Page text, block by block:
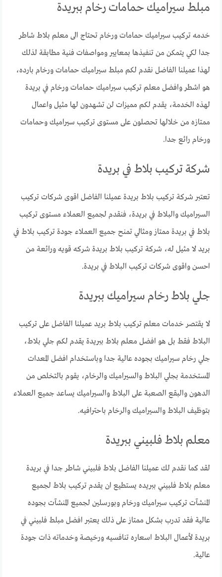
مبلط سيراميك حمامات رخام ببريدة
خدمه تركيب سيراميك حمامات ورخام تحتاج الى معلم بلاط شاطر
جدا لكي يتمكن من تنفيذها بمعايير ومواصفات فنية مطابقة لذلك
لهذا عميلنا الفاضل نقدم لكم مبلط سيراميك حمامات ورخام بارده،
هو اشطر وافضل معلم تركيب سيراميك حمامات ورخام في بريدة
لهذه الخدمة، يقدم لكم مميزات لن تشهدون لها مثيل واعمال
ممتازه من خلالها تحصلون على مستوى تركيب سيراميك وحمامات
ورخام رائع جدا.
شركة تركيب بلاط في بريدة
تعتبر شركة تركيب بلاط بريدة عميلنا الفاضل اقوى شركات تركيب
السيراميك والبلاط في بريدة، فنقدم لجميع العملاء مستوى تركيب
بلاط في بريدة ممتاز ومثالي تمنح جميع العملاء جودة تركيب بلاط في
بريد لا مثيل له، شركة تركيب بلاط بريدة شركه قويه ورائعة من
احسن واقوى شركات تركيب البلاط في بريدة.
جلي بلاط رخام سيراميك ببريدة
لا يقتصر خدمات معلم تركيب بلاط بريد عميلنا الفاضل على تركيب
البلاط فقط بل هو افضل معلم بلاط ببريدة يقدم لكم جلي بلاط،
جلي رخام سيراميك بجوده عالية جدا وباستخدام افضل المعدات
المستخدمة بجلي البلاط والسيراميك والرخام، يقوم بالتخلص من
الدهون والبقع الصعبة على البلاط والسيراميك يساعد جميع العملاء
بتوظيف البلاط والسيراميك والرخام باحترافيه.
معلم بلاط فلبيني ببريدة
لقد كما نقدم لك عميلنا الفاضل بلاط فلبيني شاطر جدا في بريدة
معلم بلاط فلبيني ببريده يستطيع ان يقدم تركيب بلاط لجميع
المنشآت تركيب سيراميك ورخام وبورسلين لجميع المنشآت بجوده
عالية فقد تدرب بشكل ممتاز على ذلك يعتبر افضل مبلط فلبيني في
بريدة لأعمال البلاط اسعاره تنافسيه ورخيصة وخدماته ذات جودة
عالية.